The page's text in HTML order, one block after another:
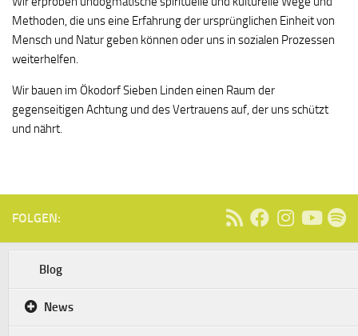
Methoden, die uns eine Erfahrung der ursprünglichen Einheit von
Mensch und Natur geben können oder uns in sozialen Prozessen
weiterhelfen.
Wir bauen im Ökodorf Sieben Linden einen Raum der
gegenseitigen Achtung und des Vertrauens auf, der uns schützt
und nährt.
FOLGEN:
Blog
News